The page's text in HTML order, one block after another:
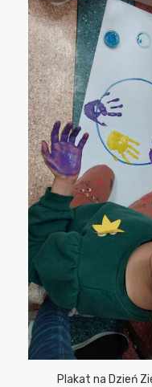
Plakat na Dzień